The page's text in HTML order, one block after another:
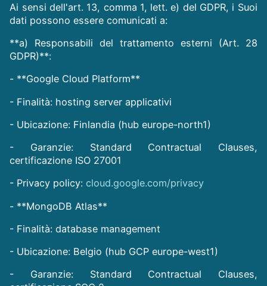
Ai sensi dell'art. 13, comma 1, lett. e) del GDPR, i Suoi
dati possono essere comunicati a:
**a) Responsabili del trattamento esterni (Art. 28
GDPR)**:
- **Google Cloud Platform**
- Finalità: hosting server applicativi
- Ubicazione: Finlandia (hub europe-north1)
- Garanzie: Standard Contractual Clauses,
certificazione ISO 27001
- Privacy policy: cloud.google.com/privacy
- **MongoDB Atlas**
- Finalità: database management
- Ubicazione: Belgio (hub GCP europe-west1)
- Garanzie: Standard Contractual Clauses,